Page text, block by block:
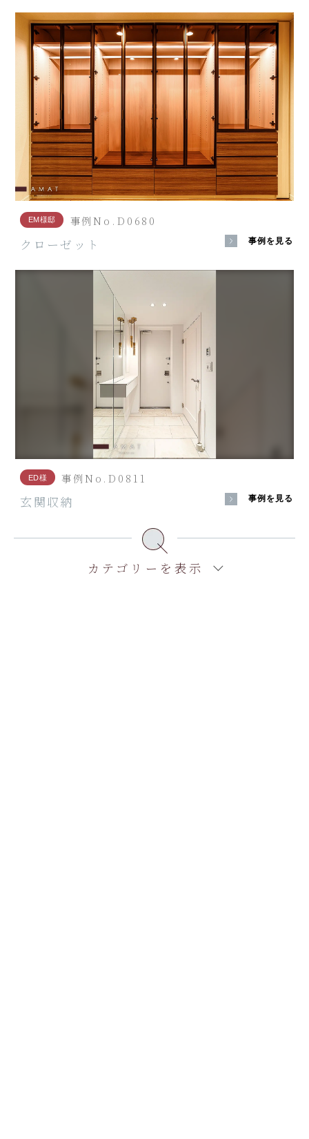
EM様邸 事例No.D0680
クローゼット 事例を見る
ED様 事例No.D0811
玄関収納 事例を見る
カテゴリーを表示